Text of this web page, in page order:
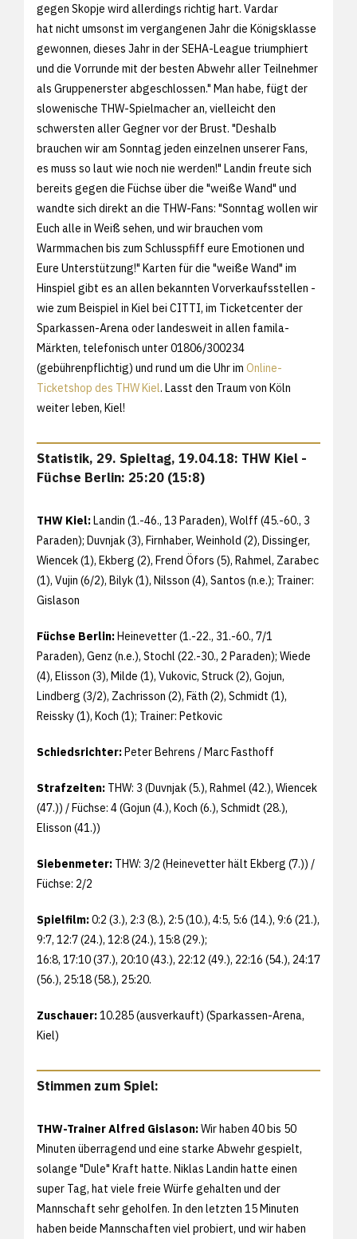
gegen Skopje wird allerdings richtig hart. Vardar
hat nicht umsonst im vergangenen Jahr die Königsklasse
gewonnen, dieses Jahr in der SEHA-League triumphiert
und die Vorrunde mit der besten Abwehr aller Teilnehmer
als Gruppenerster abgeschlossen." Man habe, fügt der
slowenische THW-Spielmacher an, vielleicht den
schwersten aller Gegner vor der Brust. "Deshalb
brauchen wir am Sonntag jeden einzelnen unserer Fans,
es muss so laut wie noch nie werden!" Landin freute sich
bereits gegen die Füchse über die "weiße Wand" und
wandte sich direkt an die THW-Fans: "Sonntag wollen wir
Euch alle in Weiß sehen, und wir brauchen vom
Warmmachen bis zum Schlusspfiff eure Emotionen und
Eure Unterstützung!" Karten für die "weiße Wand" im
Hinspiel gibt es an allen bekannten Vorverkaufsstellen -
wie zum Beispiel in Kiel bei CITTI, im Ticketcenter der
Sparkassen-Arena oder landesweit in allen famila-
Märkten, telefonisch unter 01806/300234
(gebührenpflichtig) und rund um die Uhr im Online-
Ticketshop des THW Kiel. Lasst den Traum von Köln
weiter leben, Kiel!
Statistik, 29. Spieltag, 19.04.18: THW Kiel -
Füchse Berlin: 25:20 (15:8)
THW Kiel:Landin (1.-46., 13 Paraden), Wolff (45.-60., 3
Paraden); Duvnjak (3), Firnhaber, Weinhold (2), Dissinger,
Wiencek (1), Ekberg (2), Frend Öfors (5), Rahmel, Zarabec
(1), Vujin (6/2), Bilyk (1), Nilsson (4), Santos (n.e.); Trainer:
Gislason
Füchse Berlin:Heinevetter (1.-22., 31.-60., 7/1
Paraden), Genz (n.e.), Stochl (22.-30., 2 Paraden); Wiede
(4), Elisson (3), Milde (1), Vukovic, Struck (2), Gojun,
Lindberg (3/2), Zachrisson (2), Fäth (2), Schmidt (1),
Reissky (1), Koch (1); Trainer: Petkovic
Schiedsrichter:Peter Behrens / Marc Fasthoff
Strafzeiten: THW: 3 (Duvnjak (5.), Rahmel (42.), Wiencek
(47.)) / Füchse: 4 (Gojun (4.), Koch (6.), Schmidt (28.),
Elisson (41.))
Siebenmeter: THW: 3/2 (Heinevetter hält Ekberg (7.)) /
Füchse: 2/2
Spielfilm:0:2 (3.), 2:3 (8.), 2:5 (10.), 4:5, 5:6 (14.), 9:6 (21.),
9:7, 12:7 (24.), 12:8 (24.), 15:8 (29.);
16:8, 17:10 (37.), 20:10 (43.), 22:12 (49.), 22:16 (54.), 24:17
(56.), 25:18 (58.), 25:20.
Zuschauer:10.285 (ausverkauft) (Sparkassen-Arena,
Kiel)
Stimmen zum Spiel:
THW-Trainer Alfred Gislason:Wir haben 40 bis 50
Minuten überragend und eine starke Abwehr gespielt,
solange "Dule" Kraft hatte. Niklas Landin hatte einen
super Tag, hat viele freie Würfe gehalten und der
Mannschaft sehr geholfen. In den letzten 15 Minuten
haben beide Mannschaften viel probiert, und wir haben